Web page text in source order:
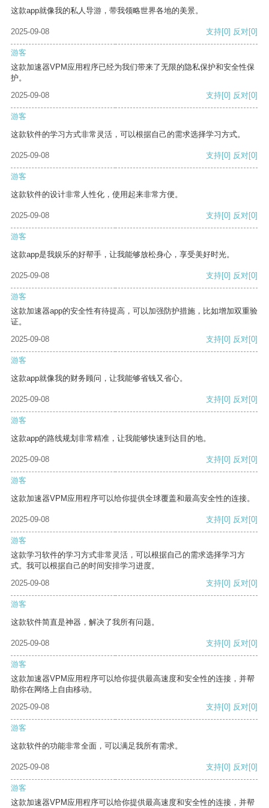
这款app就像我的私人导游，带我领略世界各地的美景。
2025-09-08 支持[0] 反对[0]
游客
这款加速器VPM应用程序已经为我们带来了无限的隐私保护和安全性保
护。
2025-09-08
支持[0] 反对[0]
游客
这款软件的学习方式非常灵活，可以根据自己的需求选择学习方式。
2025-09-08 支持[0] 反对[0]
游客
这款软件的设计非常人性化，使用起来非常方便。
2025-09-08 支持[0] 反对[0]
游客
这款app是我娱乐的好帮手，让我能够放松身心，享受美好时光。
2025-09-08 支持[0] 反对[0]
游客
这款加速器app的安全性有待提高，可以加强防护措施，比如增加双重验
证。
2025-09-08
支持[0] 反对[0]
游客
这款app就像我的财务顾问，让我能够省钱又省心。
2025-09-08 支持[0] 反对[0]
游客
这款app的路线规划非常精准，让我能够快速到达目的地。
2025-09-08 支持[0] 反对[0]
游客
这款加速器VPM应用程序可以给你提供全球覆盖和最高安全性的连接。
2025-09-08 支持[0] 反对[0]
游客
这款学习软件的学习方式非常灵活，可以根据自己的需求选择学习方
式。我可以根据自己的时间安排学习进度。
2025-09-08
支持[0] 反对[0]
游客
这款软件简直是神器，解决了我所有问题。
2025-09-08 支持[0] 反对[0]
游客
这款加速器VPM应用程序可以给你提供最高速度和安全性的连接，并帮
助你在网络上自由移动。
2025-09-08
支持[0] 反对[0]
游客
这款软件的功能非常全面，可以满足我所有需求。
2025-09-08 支持[0] 反对[0]
游客
这款加速器VPM应用程序可以给你提供最高速度和安全性的连接，并帮